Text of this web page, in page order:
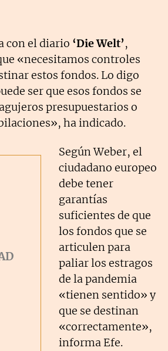
con el diario ‘Die Welt’,
«necesitamos controles
estos fondos. Lo digo
ser que esos fondos se
presupuestarios o
ha indicado.
Según Weber, el
ciudadano europeo
debe tener
garantías
suficientes de que
los fondos que se
articulen para
paliar los estragos
de la pandemia
«tienen sentido» y
que se destinan
«correctamente»,
informa Efe.